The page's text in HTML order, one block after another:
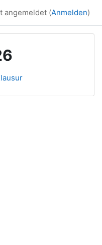
angemeldet (Anmelden)